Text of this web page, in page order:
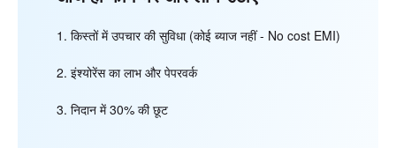
किस्तों में उपचार की सुविधा (कोई ब्याज नहीं - No cost EMI)
इंश्योरेंस का लाभ और पेपरवर्क
निदान में 30% की छूट